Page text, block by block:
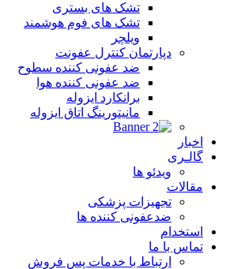
تشک های بستری
تشک های فوم هوشمند
ویلچر
دپارتمان کنترل عفونت
ضد عفونی کننده سطوح
ضد عفونی کننده هوا
برانکارد ایزوله
مانیتورینگ اتاق ایزوله
اخبار
گالـری
ویدئو ها
مقالات
تجهیزات پزشکی
ضدعفونی کننده ها
استخدام
تماس با ما
ارتباط با خدمات پس فروش